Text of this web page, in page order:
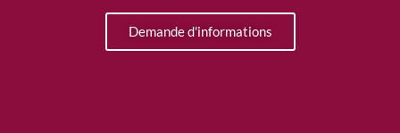
Demande d'informations